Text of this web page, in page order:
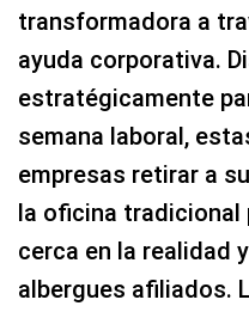
transformadora a
ayuda corporativa.
estratégicamente
semana laboral,
empresas retirar a
la oficina tradicional
cerca en la realidad
albergues afiliados.